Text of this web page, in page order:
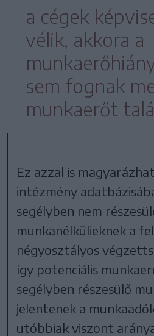
a cégek
vélik, akkora a
sem fognak
munkaerőt
Ez azzal is
intézmény
segélyben nem
munkanélkülieknek a
négyosztályos
így potenciális
segélyben részesülő
jelentenek a
utóbbiak viszont